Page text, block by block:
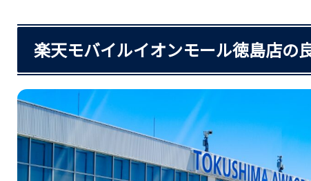
楽天モバイルイオンモール徳島店の